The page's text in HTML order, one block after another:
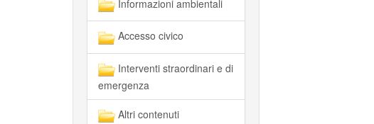
Informazioni ambientali
Accesso civico
Interventi straordinari e di
emergenza
Altri contenuti